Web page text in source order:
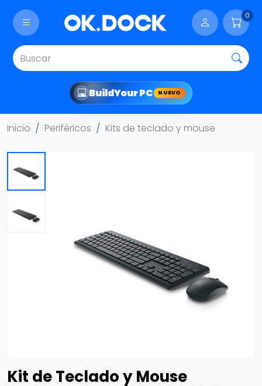
0
BuildYour PC NUEVO
Inicio Periféricos Kits de teclado y mouse
Kit de Teclado y Mouse